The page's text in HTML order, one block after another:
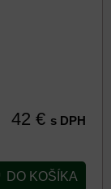
42 € s DPH
DO KOŠÍKA